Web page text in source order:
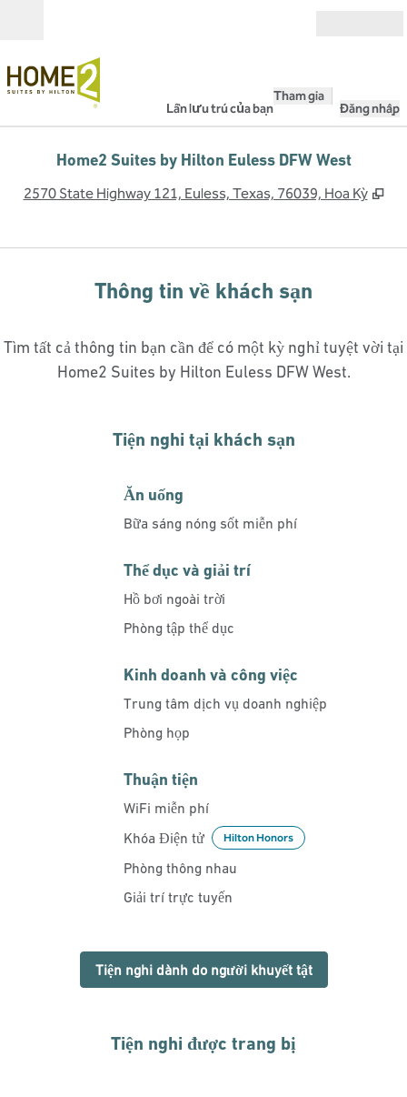
Lần lưu trú của bạn
Tham gia
Đăng nhập
Home2 Suites by Hilton Euless DFW West
2570 State Highway 121, Euless, Texas, 76039, Hoa Kỳ ,
Thông tin về khách sạn
Tìm tất cả thông tin bạn cần để có một kỳ nghỉ tuyệt vời tại
Home2 Suites by Hilton Euless DFW West.
Tiện nghi tại khách sạn
Ăn uống
Bữa sáng nóng sốt miễn phí
Thể dục và giải trí
Hồ bơi ngoài trời
Phòng tập thể dục
Kinh doanh và công việc
Trung tâm dịch vụ doanh nghiệp
Phòng họp
Thuận tiện
WiFi miễn phí
Khóa Điện tử
Hilton Honors
Phòng thông nhau
Giải trí trực tuyến
Tiện nghi dành do người khuyết tật
Tiện nghi được trang bị
PHÒNG TẬP THỂ DỤC